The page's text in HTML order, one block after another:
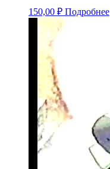
150,00 ₽ Подробнее